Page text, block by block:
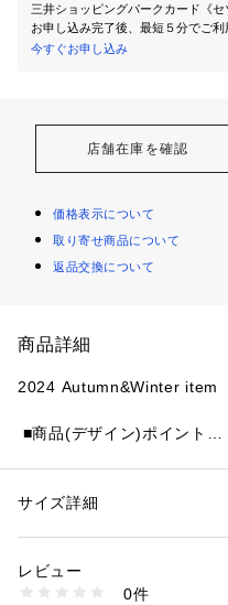
三井ショッピングパークカード《
お申し込み完了後、最短５分でご利
今すぐお申し込み
店舗在庫を確認
価格表示について
取り寄せ商品について
返品交換について
商品詳細
2024 Autumn&Winter item
■商品(デザイン)ポイント
■商品ディティール
ゆったりとしたヒップ丈の
おすすめです。
性別：レディース
素材：【本体】コットン100【
洗濯：-
※詳しい洗濯方法については、
サイズ詳細
レビュー
0件